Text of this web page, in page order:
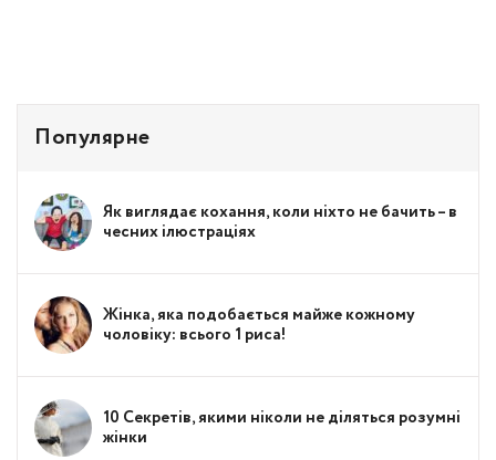
Популярне
Як виглядає кохання, коли ніхто не бачить – в
чесних ілюстраціях
Жінка, яка подобається майже кожному
чоловіку: всього 1 риса!
10 Секретів, якими ніколи не діляться розумні
жінки